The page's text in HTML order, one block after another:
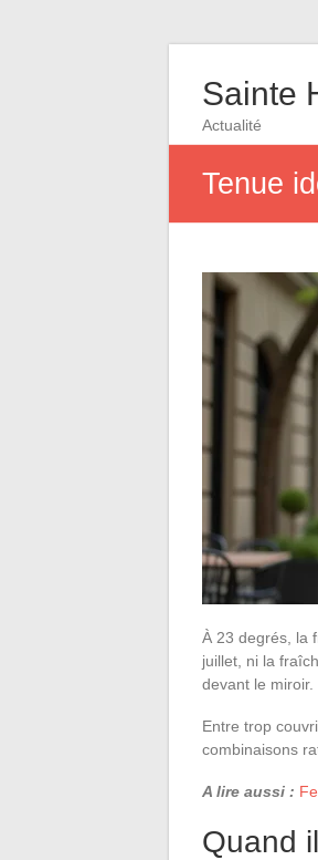
Sainte
Actualité
Tenue
À 23 degrés, la
juillet, ni la
devant le miroir.
Entre trop
combinaisons
A lire aussi :
Quand